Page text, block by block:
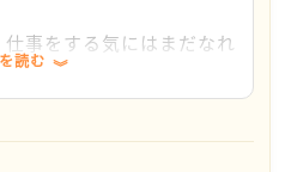
事をする気にはまだなれ
読む